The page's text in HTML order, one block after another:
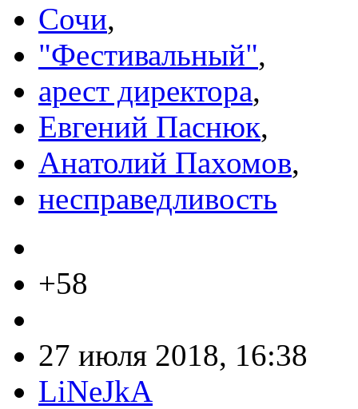
Сочи,
"Фестивальный",
арест директора,
Евгений Паснюк,
Анатолий Пахомов,
несправедливость
+58
27 июля 2018, 16:38
LiNeJkA